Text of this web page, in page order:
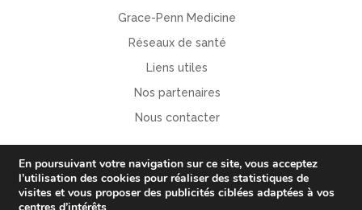
Grace-Penn Medicine
Réseaux de santé
Liens utiles
Nos partenaires
Nous contacter
En poursuivant votre navigation sur ce site, vous acceptez
l’utilisation des cookies pour réaliser des statistiques de
visites et vous proposerdes publicités ciblées adaptées à vos
centres d’intérêts